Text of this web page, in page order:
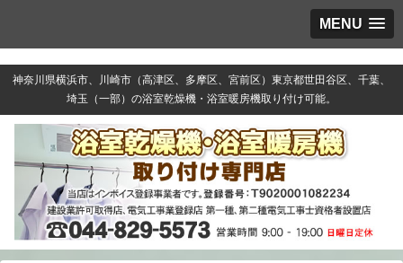
MENU
神奈川県横浜市、川崎市（高津区、多摩区、宮前区）東京都世田谷区、千葉、
埼玉（一部）の浴室乾燥機・浴室暖房機取り付け可能。